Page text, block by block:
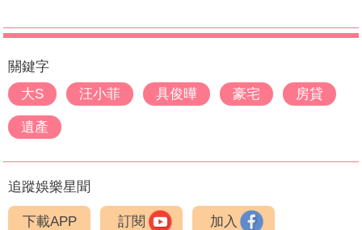
關鍵字
大S
汪小菲 具俊曄 豪宅 房貸
遺產
追蹤娛樂星聞
下載APP 訂閱 加入